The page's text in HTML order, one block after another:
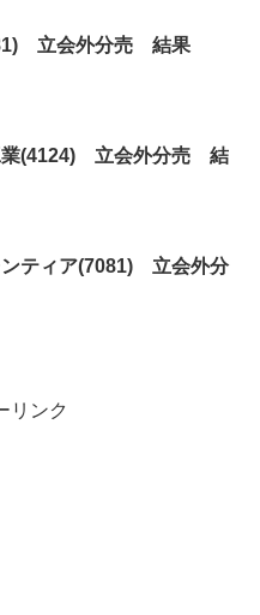
立会外分売 結果
業(4124) 立会外分売 結
ンティア(7081) 立会外分
リンク